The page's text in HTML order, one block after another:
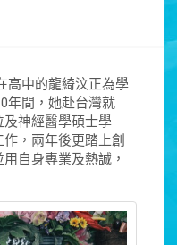
中的龍綺汶正為學
年間，她赴台灣就
神經醫學碩士學
，兩年後更踏上創
自身專業及熱誠，